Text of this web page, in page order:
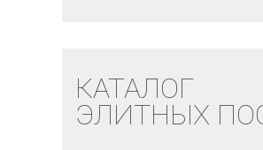
КАТАЛОГ
ЭЛИТНЫХ